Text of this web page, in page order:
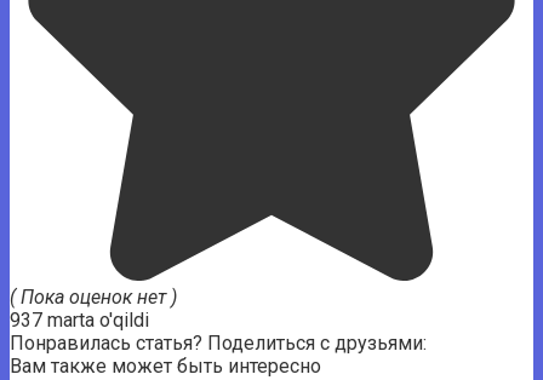
( Пока оценок нет )
937 marta o'qildi
Понравилась статья? Поделиться с друзьями:
Вам также может быть интересно